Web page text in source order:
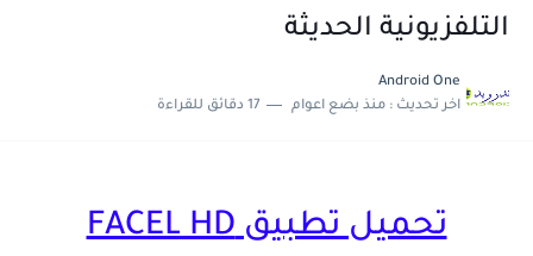
التلفزيونية الحديثة
Android One
اخر تحديث : منذ بضع اعوام 17 دقائق للقراءة
تحميل تطبيق FACEL HD